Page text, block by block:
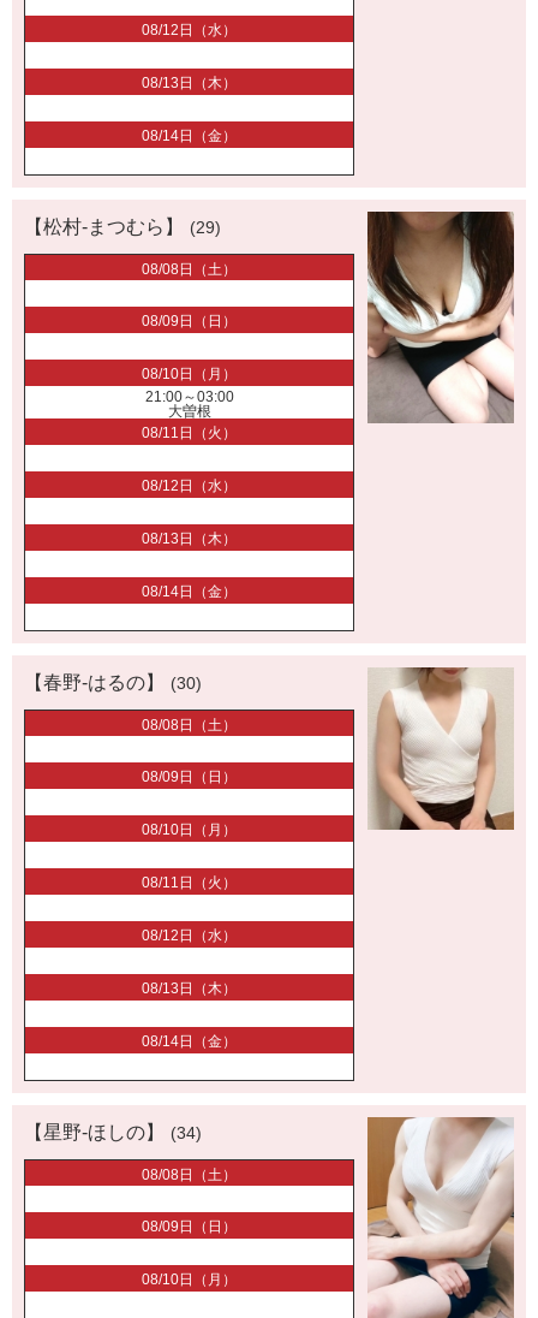
08/12日（水）
08/13日（木）
08/14日（金）
【松村-まつむら】 (29)
08/08日（土）
08/09日（日）
08/10日（月）
21:00～03:00
大曽根
08/11日（火）
08/12日（水）
08/13日（木）
08/14日（金）
【春野-はるの】 (30)
08/08日（土）
08/09日（日）
08/10日（月）
08/11日（火）
08/12日（水）
08/13日（木）
08/14日（金）
【星野-ほしの】 (34)
08/08日（土）
08/09日（日）
08/10日（月）